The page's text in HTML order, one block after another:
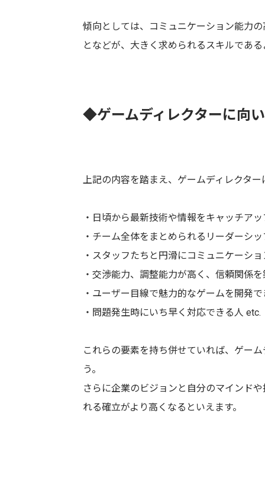
傾向としては、コミュニケーション能力
となどが、大きく求められるスキルである
◆ゲームディレクターに向
上記の内容を踏まえ、ゲームディレクタ
・日頃から最新技術や情報をキャッチア
・チーム全体をまとめられるリーダーシ
・スタッフたちと円滑にコミュニケーシ
・交渉能力、調整能力が高く、信頼関係
・ユーザー目線で魅力的なゲームを開発
・問題発生時にいち早く対応できる人 etc.
これらの要素を持ち併せていれば、ゲー
う。
さらに企業のビジョンと自分のマインド
れる確立がより高くなるといえます。